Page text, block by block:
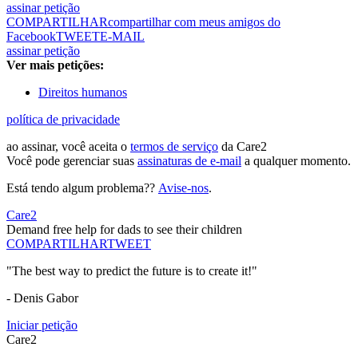
assinar petição
COMPARTILHARcompartilhar com meus amigos do
FacebookTWEETE-MAIL
assinar petição
Ver mais petições:
Direitos humanos
política de privacidade
ao assinar, você aceita o termos de serviço da Care2
Você pode gerenciar suas assinaturas de e-mail a qualquer momento.
Está tendo algum problema?? Avise-nos.
Care2
Demand free help for dads to see their children
COMPARTILHARTWEET
"The best way to predict the future is to create it!"
- Denis Gabor
Iniciar petição
Care2